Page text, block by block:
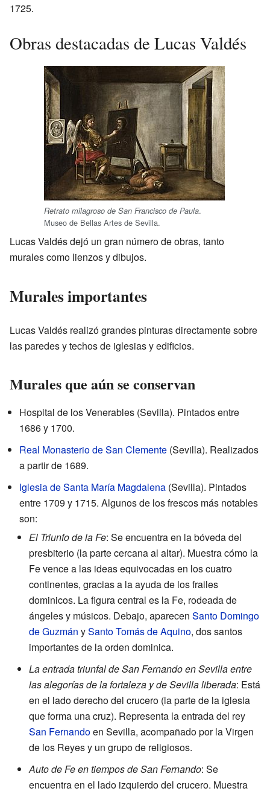
1725.
Obras destacadas de Lucas Valdés
Retrato milagroso de San Francisco de Paula.
Museo de Bellas Artes de Sevilla.
Lucas Valdés dejó un gran número de obras, tanto
murales como lienzos y dibujos.
Murales importantes
Lucas Valdés realizó grandes pinturas directamente sobre
las paredes y techos de iglesias y edificios.
Murales que aún se conservan
Hospital de los Venerables (Sevilla). Pintados entre
1686 y 1700.
Real Monasterio de San Clemente (Sevilla). Realizados
a partir de 1689.
Iglesia de Santa María Magdalena (Sevilla). Pintados
entre 1709 y 1715. Algunos de los frescos más notables
son:
El Triunfo de la Fe: Se encuentra en la bóveda del
presbiterio (la parte cercana al altar). Muestra cómo la
Fe vence a las ideas equivocadas en los cuatro
continentes, gracias a la ayuda de los frailes
dominicos. La figura central es la Fe, rodeada de
ángeles y músicos. Debajo, aparecen Santo Domingo
de Guzmán ySanto Tomás de Aquino, dos santos
importantes de la orden dominica.
La entrada triunfal de San Fernando en Sevilla entre
las alegorías de la fortaleza y de Sevilla liberada: Está
en el lado derecho del crucero (la parte de la iglesia
que forma una cruz). Representa la entrada del rey
San Fernandoen Sevilla, acompañado por la Virgen
de los Reyes y un grupo de religiosos.
Auto de Fe en tiempos de San Fernando: Se
encuentra en el lado izquierdo del crucero. Muestra